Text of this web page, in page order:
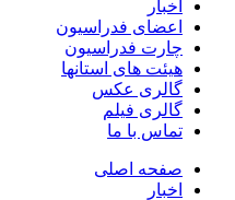
فدراسیون
فدراسیون
های استانها
عکس
فیلم
با ما
اصلی